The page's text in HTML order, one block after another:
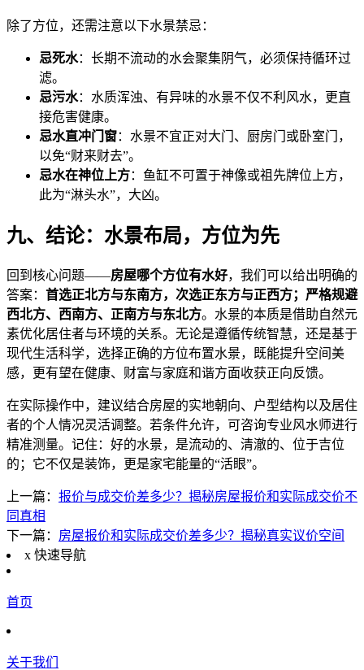
除了方位，还需注意以下水景禁忌：
忌死水：长期不流动的水会聚集阴气，必须保持循环过
滤。
忌污水：水质浑浊、有异味的水景不仅不利风水，更直
接危害健康。
忌水直冲门窗：水景不宜正对大门、厨房门或卧室门，
以免“财来财去”。
忌水在神位上方：鱼缸不可置于神像或祖先牌位上方，
此为“淋头水”，大凶。
九、结论：水景布局，方位为先
回到核心问题——房屋哪个方位有水好，我们可以给出明确的
答案： 首选正北方与东南方，次选正东方与正西方；严格规避
西北方、西南方、正南方与东北方。水景的本质是借助自然元
素优化居住者与环境的关系。无论是遵循传统智慧，还是基于
现代生活科学，选择正确的方位布置水景，既能提升空间美
感，更有望在健康、财富与家庭和谐方面收获正向反馈。
在实际操作中，建议结合房屋的实地朝向、户型结构以及居住
者的个人情况灵活调整。若条件允许，可咨询专业风水师进行
精准测量。记住：好的水景，是流动的、清澈的、位于吉位
的；它不仅是装饰，更是家宅能量的“活眼”。
上一篇： 报价与成交价差多少？揭秘房屋报价和实际成交价不
同真相
下一篇： 房屋报价和实际成交价差多少？揭秘真实议价空间
x 快速导航
首页
关于我们